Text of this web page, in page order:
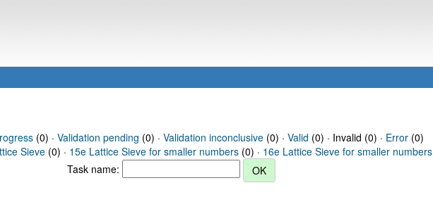
(0) · Validation pending (0) · Validation inconclusive(0) · Valid (0) · Invalid (0) · Error(0)
Sieve (0) · 15e Lattice Sieve for smaller numbers (0) · 16e Lattice Sieve for smaller numbers
Task name: